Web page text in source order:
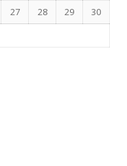
27 28 29
30